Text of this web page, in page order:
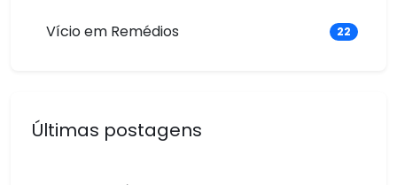
Vício em Remédios 22
Últimas postagens